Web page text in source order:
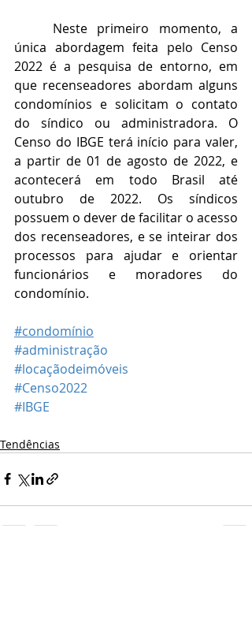
Neste primeiro momento, a
única abordagem feita pelo Censo
2022 é a pesquisa de entorno, em
que recenseadores abordam alguns
condomínios e solicitam o contato
do síndico ou administradora. O
Censo do IBGE terá início para valer,
a partir de 01 de agosto de 2022, e
acontecerá em todo Brasil até
outubro de 2022. Os síndicos
possuem o dever de facilitar o acesso
dos recenseadores, e se inteirar dos
processos para ajudar e orientar
funcionários e moradores do
condomínio.
#condomínio
#administração
#locaçãodeimóveis
#Censo2022
#IBGE
Tendências